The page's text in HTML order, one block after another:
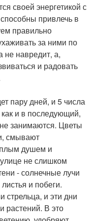
своей энергетикой с
привлечь в
правильно
за ними по
не навредит, а,
и радовать
пару дней, и 5 числа
и в последующий,
занимаются. Цветы
смывают
душем и
не слишком
- солнечные лучи
и побеги.
стрельца, и эти дни
растений. В это